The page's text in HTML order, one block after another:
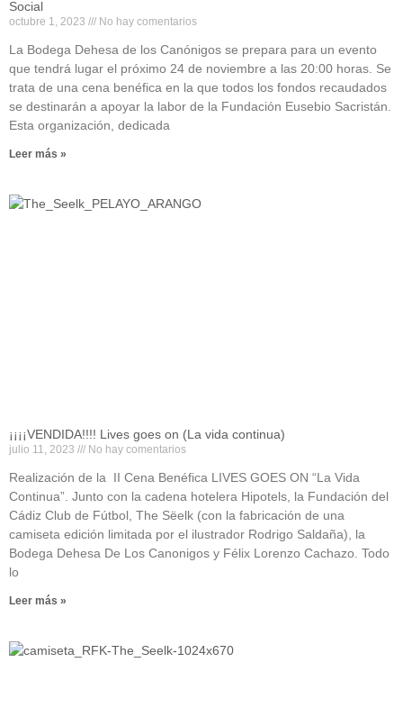
Social
octubre 1, 2023 No hay comentarios
La Bodega Dehesa de los Canónigos se prepara para un evento
que tendrá lugar el próximo 24 de noviembre a las 20:00 horas. Se
trata de una cena benéfica en la que todos los fondos recaudados
se destinarán a apoyar la labor de la Fundación Eusebio Sacristán.
Esta organización, dedicada
Leer más »
¡¡¡¡VENDIDA!!!! Lives goes on (La vida continua)
julio 11, 2023 No hay comentarios
Realización de la II Cena Benéfica LIVES GOES ON “La Vida
Continua”. Junto con la cadena hotelera Hipotels, la Fundación del
Cádiz Club de Fútbol, The Sëelk (con la fabricación de una
camiseta edición limitada por el ilustrador Rodrigo Saldaña), la
Bodega Dehesa De Los Canonigos y Félix Lorenzo Cachazo. Todo
lo
Leer más »